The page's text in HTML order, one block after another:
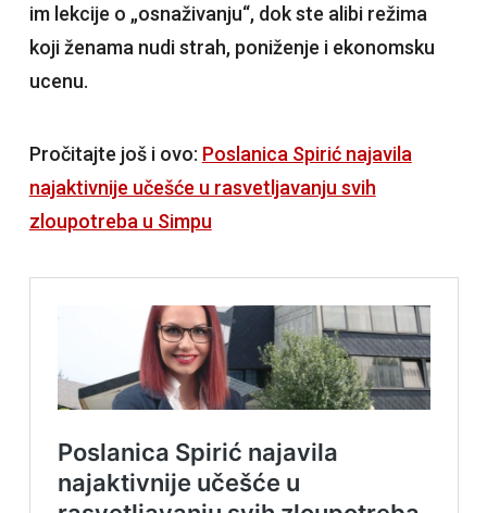
im lekcije o „osnaživanju“, dok ste alibi režima
koji ženama nudi strah, poniženje i ekonomsku
ucenu.
Pročitajte još i ovo: Poslanica Spirić najavila
najaktivnije učešće u rasvetljavanju svih
zloupotreba u Simpu